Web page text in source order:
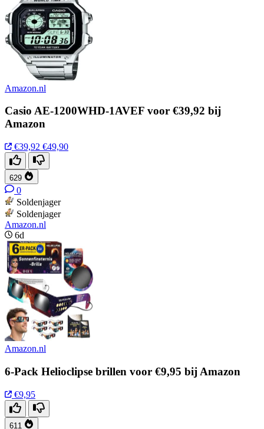
Amazon.nl
Casio AE-1200WHD-1AVEF voor €39,92 bij
Amazon
€39,92 €49,90
629
0
Soldenjager
Soldenjager
Amazon.nl
6d
Amazon.nl
6-Pack Helioclipse brillen voor €9,95 bij Amazon
€9,95
611